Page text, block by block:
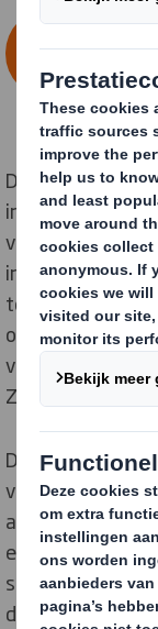
DS Smith heeft
innovatiedagen,
testworkshops.
optimaliseren
van
Zalando
Door te
van werken,
ambitie om
efficiëntie in
sleutelrol te
de circulaire